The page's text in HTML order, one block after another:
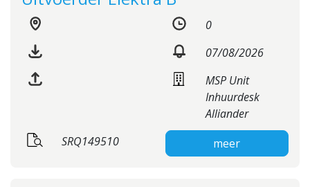
0
07/08/2026
MSP Unit
Inhuurdesk
Alliander
SRQ149510
meer